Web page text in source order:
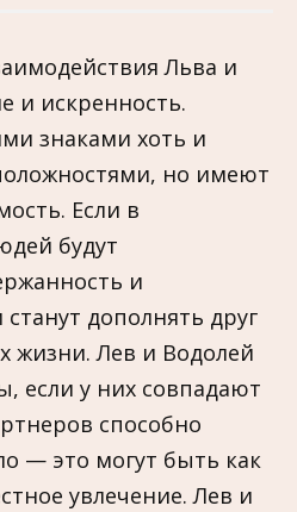
Льва и
и искренность.
знаками хоть и
но имеют
Если в
будут
и
дополнять друг
жизни. Лев и Водолей
если у них совпадают
способно
— это могут быть как
увлечение. Лев и